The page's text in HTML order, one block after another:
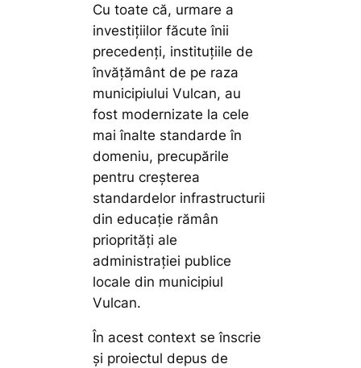
Cu toate că, urmare a
investițiilor făcute înii
precedenți, instituțiile de
învățământ de pe raza
municipiului Vulcan, au
fost modernizate la cele
mai înalte standarde în
domeniu, precupările
pentru creșterea
standardelor infrastructurii
din educație rămân
prioprități ale
administrației publice
locale din municipiul
Vulcan.
În acest context se înscrie
și proiectul depus de